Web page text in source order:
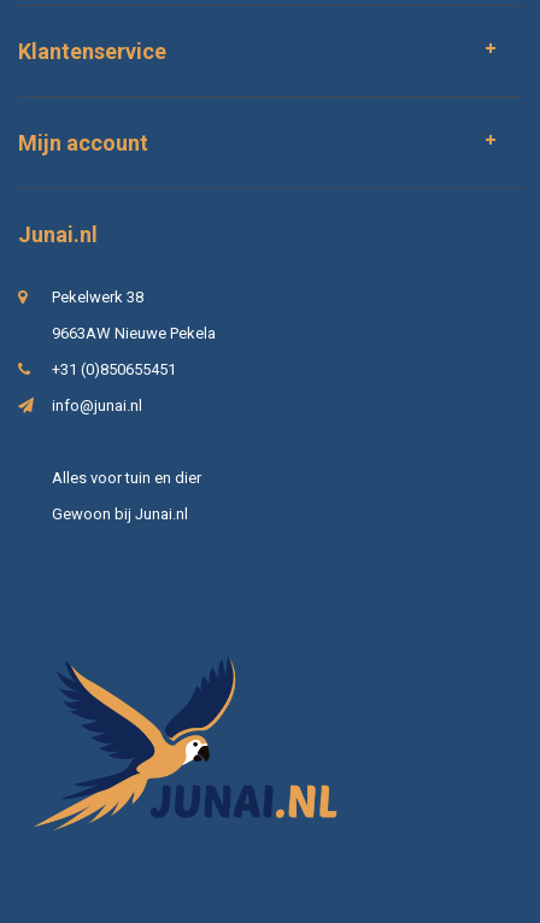
Klantenservice
Mijn account
Junai.nl
Pekelwerk 38
9663AW Nieuwe Pekela
+31 (0)850655451
info@junai.nl
Alles voor tuin en dier
Gewoon bij Junai.nl